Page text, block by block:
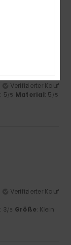
Verifizierter Kauf
: 5/5 Material: 5 /5
Verifizierter Kauf
: 3/5 Größe: Klein